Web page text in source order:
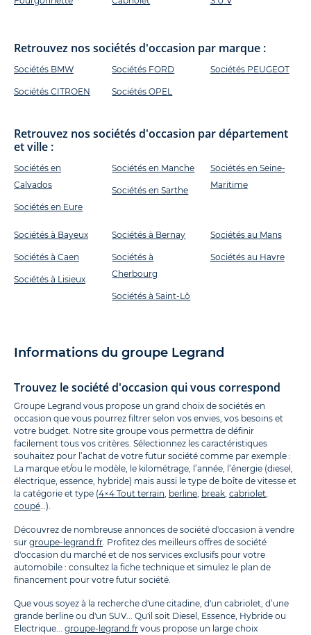
Retrouvez nos sociétés d'occasion par marque :
Sociétés BMW
Sociétés CITROEN
Sociétés FORD
Sociétés OPEL
Sociétés PEUGEOT
Retrouvez nos sociétés d'occasion par département
et ville :
Sociétés en
Calvados
Sociétés en Eure
Sociétés en Manche
Sociétés en Sarthe
Sociétés en Seine-
Maritime
Sociétés à Bayeux
Sociétés à Caen
Sociétés à Lisieux
Sociétés à Bernay
Sociétés à
Cherbourg
Sociétés à Saint-Lô
Sociétés au Mans
Sociétés au Havre
Informations du groupe Legrand
Trouvez le société d'occasion qui vous correspond
Groupe Legrand vous propose un grand choix de sociétés en
occasion que vous pourrez filtrer selon vos envies, vos besoins et
votre budget. Notre site groupe vous permettra de définir
facilement tous vos critères. Sélectionnez les caractéristiques
souhaitez pour l’achat de votre futur société comme par exemple :
La marque et/ou le modèle, le kilométrage, l’année, l’énergie (diesel,
électrique, essence, hybride) mais aussi le type de boîte de vitesse et
la catégorie et type (4×4 Tout terrain, berline, break, cabriolet,
coupé…).
Découvrez de nombreuse annonces de société d'occasion à vendre
sur groupe-legrand.fr. Profitez des meilleurs offres de société
d'occasion du marché et de nos services exclusifs pour votre
automobile : consultez la fiche technique et simulez le plan de
financement pour votre futur société.
Que vous soyez à la recherche d'une citadine, d'un cabriolet, d’une
grande berline ou d'un SUV... Qu'il soit Diesel, Essence, Hybride ou
Electrique... groupe-legrand.fr vous propose un large choix